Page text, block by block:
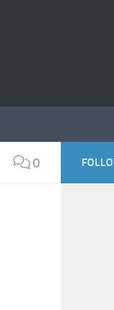
0